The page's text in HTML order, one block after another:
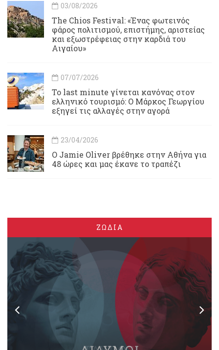
03/08/2026
Τhe Chios Festival: «Ένας φωτεινός
φάρος πολιτισμού, επιστήμης, αριστείας
και εξωστρέφειας στην καρδιά του
Αιγαίου»
07/07/2026
Το last minute γίνεται κανόνας στον
ελληνικό τουρισμό: Ο Μάρκος Γεωργίου
εξηγεί τις αλλαγές στην αγορά
23/04/2026
Ο Jamie Oliver βρέθηκε στην Αθήνα για
48 ώρες και μας έκανε το τραπέζι
ΖΩΔΙΑ